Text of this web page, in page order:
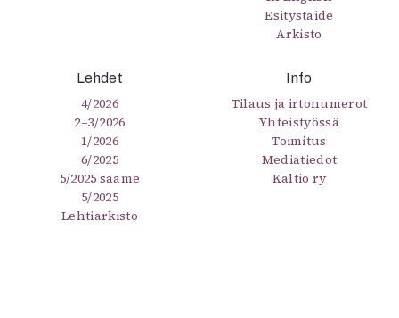
Esitystaide
Arkisto
Lehdet
4/2026
2–3/2026
1/2026
6/2025
5/2025 saame
5/2025
Lehtiarkisto
Info
Tilaus ja irtonumerot
Yhteistyössä
Toimitus
Mediatiedot
Kaltio ry